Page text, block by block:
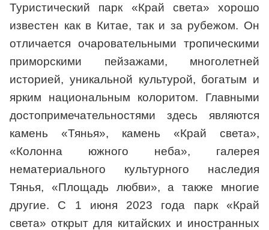
Туристический парк «Край света» хорошо
известен как в Китае, так и за рубежом. Он
отличается очаровательными тропическими
приморскими пейзажами, многолетней
историей, уникальной культурой, богатым и
ярким национальным колоритом. Главными
достопримечательностями здесь являются
камень «Тянья», камень «Край света»,
«Колонна южного неба», галерея
нематериального культурного наследия
Тянья, «Площадь любви», а также многие
другие. С 1 июня 2023 года парк «Край
света» открыт для китайских и иностранных